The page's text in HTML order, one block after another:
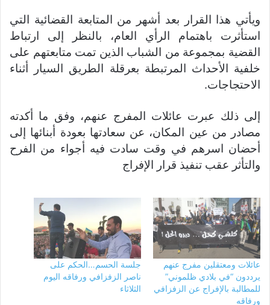
ويأتي هذا القرار بعد أشهر من المتابعة القضائية التي
استأثرت باهتمام الرأي العام، بالنظر إلى ارتباط
القضية بمجموعة من الشباب الذين تمت متابعتهم على
خلفية الأحداث المرتبطة بعرقلة الطريق السيار أثناء
الاحتجاجات.
إلى ذلك عبرت عائلات المفرج عنهم، وفق ما أكدته
مصادر من عين المكان، عن سعادتها بعودة أبنائها إلى
أحضان اسرهم في وقت سادت فيه أجواء من الفرح
والتأثر عقب تنفيذ قرار الإفراج
عائلات ومعتقلين مفرج عنهم
يرددون “في بلادي ظلموني”
للمطالبة بالإفراج عن الزفزافي
ورفاقه
جلسة الحسم…الحكم على
ناصر الزفزافي ورفاقه اليوم
الثلاثاء